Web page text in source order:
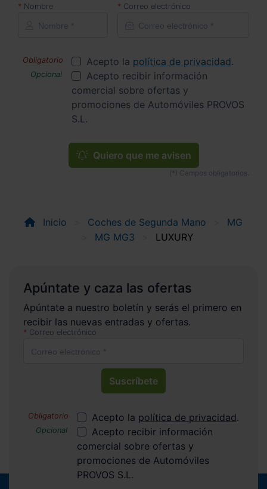
Nombre Correo electrónico
Acepto la política de privacidad.
Acepto recibir información
comercial sobre ofertas y
promociones de Automóviles PROVOS
S.L.
Quiero que me avisen
Inicio Coches de Segunda Mano
MG
MG MG3
LUXURY
Apúntate y caza las ofertas
Apúntate a nuestro boletín y serás el primero en
recibir las nuevas entradas y ofertas.
Correo electrónico
Suscríbete
Acepto la política de privacidad.
Acepto recibir información
comercial sobre ofertas y
promociones de Automóviles
PROVOS S.L.